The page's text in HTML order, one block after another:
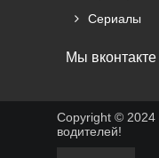
Сериалы
Мы вконтакте
Copyright © 2024
водителей!